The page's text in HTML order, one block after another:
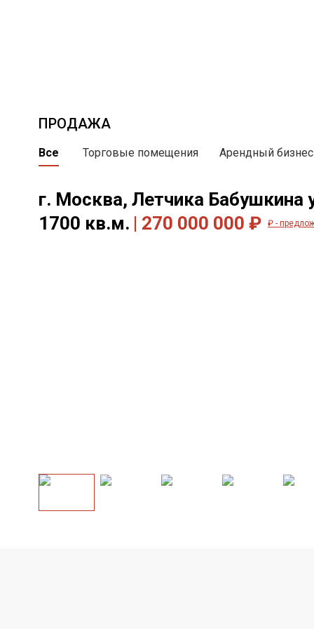
ПРОДАЖА
Все Торговые помещения Арендный бизнес
г. Москва, Летчика Бабушкина
1700 кв.м. | 270 000 000 ₽ ₽ -